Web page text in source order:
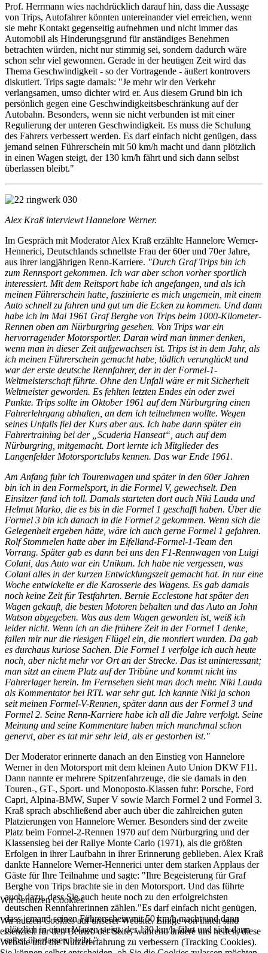
Prof. Herrmann wies nachdrücklich darauf hin, dass die Aussage
von Trips, Autofahrer könnten untereinander viel erreichen, wenn
sie mehr Kontakt gegenseitig aufnehmen und nicht immer das
Automobil als Hinderungsgrund für anständiges Benehmen
betrachten würden, nicht nur stimmig sei, sondern dadurch wäre
schon sehr viel gewonnen. Gerade in der heutigen Zeit wird das
Thema Geschwindigkeit - so der Vortragende - äußert kontrovers
diskutiert. Trips sagte damals: "Je mehr wir den Verkehr
verlangsamen, umso dichter wird er. Aus diesem Grund bin ich
persönlich gegen eine Geschwindigkeitsbeschränkung auf der
Autobahn. Besonders, wenn sie nicht verbunden ist mit einer
Regulierung der unteren Geschwindigkeit. Es muss die Schulung
des Fahrers verbessert werden. Es darf einfach nicht genügen, dass
jemand seinen Führerschein mit 50 km/h macht und dann plötzlich
in einen Wagen steigt, der 130 km/h fährt und sich dann selbst
überlassen bleibt."
Alex Kraß interviewt Hannelore Werner.
Im Gespräch mit Moderator Alex Kraß erzählte Hannelore Werner-
Hennerici, Deutschlands schnellste Frau der 60er und 70er Jahre,
aus ihrer langjährigen Renn-Karriere. "Durch Graf Trips bin ich
zum Rennsport gekommen. Ich war aber schon vorher sportlich
interessiert. Mit dem Reitsport habe ich angefangen, und als ich
meinen Führerschein hatte, faszinierte es mich ungemein, mit einem
Auto schnell zu fahren und gut um die Ecken zu kommen. Und dann
habe ich im Mai 1961 Graf Berghe von Trips beim 1000-Kilometer-
Rennen oben am Nürburgring gesehen. Von Trips war ein
hervorragender Motorsportler. Daran wird man immer denken,
wenn man in dieser Zeit aufgewachsen ist. Trips ist in dem Jahr, als
ich meinen Führerschein gemacht habe, tödlich verunglückt und
war der erste deutsche Rennfahrer, der in der Formel-1-
Weltmeisterschaft führte. Ohne den Unfall wäre er mit Sicherheit
Weltmeister geworden. Es fehlten letzten Endes ein oder zwei
Punkte. Trips sollte im Oktober 1961 auf dem Nürburgring einen
Fahrerlehrgang abhalten, an dem ich teilnehmen wollte. Wegen
seines Unfalls fiel der Kurs aber aus. Ich habe dann später ein
Fahrertraining bei der „Scuderia Hanseat“, auch auf dem
Nürburgring, mitgemacht. Dort lernte ich Mitglieder des
Langenfelder Motorsportclubs kennen. Das war Ende 1961.
Am Anfang fuhr ich Tourenwagen und später in den 60er Jahren
bin ich in den Formelsport, in die Formel V, gewechselt. Den
Einsitzer fand ich toll. Damals starteten dort auch Niki Lauda und
Helmut Marko, die es bis in die Formel 1 geschafft haben. Über die
Formel 3 bin ich danach in die Formel 2 gekommen. Wenn sich die
Gelegenheit ergeben hätte, wäre ich auch gerne Formel 1 gefahren.
Rolf Stommelen hatte aber im Eifelland-Formel-1-Team den
Vorrang. Später gab es dann bei uns den F1-Rennwagen von Luigi
Colani, das Auto war ein Unikum. Ich habe nie vergessen, was
Colani alles in der kurzen Entwicklungszeit gemacht hat. In nur eine
Woche entwickelte er die Karosserie des Wagens. Es gab damals
noch keine Zeit für Testfahrten. Bernie Ecclestone hat später den
Wagen gekauft, die besten Motoren behalten und das Auto an John
Watson abgegeben. Was aus dem Wagen geworden ist, weiß ich
leider nicht. Wenn ich an die frühere Zeit in der Formel 1 denke,
fallen mir nur die riesigen Flügel ein, die montiert wurden. Da gab
es durchaus kuriose Sachen. Die Formel 1 verfolge ich auch heute
noch, aber nicht mehr vor Ort an der Strecke. Das ist uninteressant;
man sitzt an einem Platz auf der Tribüne und kommt nicht ins
Fahrerlager herein. Im Fernsehen sieht man doch mehr. Niki Lauda
als Kommentator bei RTL war sehr gut. Ich kannte Niki ja schon
seit meinen Formel-V-Rennen, später dann aus der Formel 3 und
Formel 2. Seine Renn-Karriere habe ich all die Jahre verfolgt. Seine
Meinung und seine Kommentare haben mich manchmal schon
genervt, aber es tat mir sehr leid, als er gestorben ist."
Der Moderator erinnerte danach an den Einstieg von Hannelore
Werner in den Motorsport mit dem kleinen Auto Union DKW F11.
Dann nannte er mehrere Spitzenfahrzeuge, die sie damals in den
Touren-, GT-, Sport- und Monoposto-Klassen fuhr: Porsche, Ford
Capri, Alpina-BMW, Super V sowie March Formel 2 und Formel 3.
Kraß sprach abschließend aber auch über die zahlreichen guten
Platzierungen von Hannelore Werner. Besonders sind der zweite
Platz beim Formel-2-Rennen 1970 auf dem Nürburgring und der
Klassensieg bei der Rallye Monte Carlo (1971), als die größten
Erfolgen in ihrer Laufbahn in ihrer Erinnerung geblieben. Alex Kraß
dankte Hannelore Werner-Hennerici unter dem starken Applaus der
Gäste für Ihre Teilnahme und sagte: "Ihre Begeisterung für Graf
Berghe von Trips brachte sie in den Motorsport. Und das führte
auch dazu, dass Sie auch heute noch zu den erfolgreichsten
deutschen Rennfahrerinnen zählen."Es darf einfach nicht genügen,
dass jemand seinen Führerschein mit 50 km/h macht und dann
plötzlich in einen Wagen steigt, der 130 km/h fährt und sich dann
selbst überlassen bleibt."
Wir benutzen Cookies
Wir nutzen Cookies auf unserer Website. Einige von ihnen sind
essenziell für den Betrieb der Seite, während andere uns helfen, diese
Website und die Nutzererfahrung zu verbessern (Tracking Cookies).